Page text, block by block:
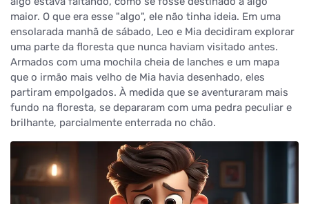
maior. O que era esse "algo", ele não tinha ideia. Em uma
ensolarada manhã de sábado, Leo e Mia decidiram explorar
uma parte da floresta que nunca haviam visitado antes.
Armados com uma mochila cheia de lanches e um mapa
que o irmão mais velho de Mia havia desenhado, eles
partiram empolgados. À medida que se aventuraram mais
fundo na floresta, se depararam com uma pedra peculiar e
brilhante, parcialmente enterrada no chão.